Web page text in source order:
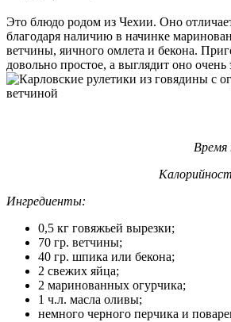
Это блюдо родом из Чехии. Оно
благодаря наличию в начинке
ветчины, яичного омлета и бекона.
довольно простое, а выглядит оно очень
Время
Ингредиенты:
0,5 кг говяжьей вырезки;
70 гр. ветчины;
40 гр. шпика или бекона;
2 свежих яйца;
2 маринованных огурчика;
1 ч.л. масла оливы;
немного черного перчика и